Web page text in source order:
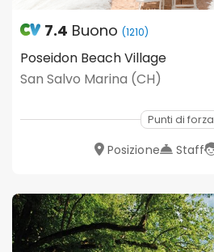
7.4 Buono (1210)
Poseidon Beach Village
San Salvo Marina (CH)
Punti di forza
Posizione Staff